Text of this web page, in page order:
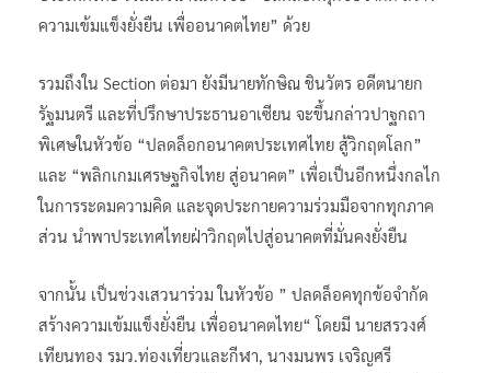
ความเข้มแข็งยั่งยืน เพื่ออนาคตไทย” ด้วย
รวมถึงใน Section ต่อมา ยังมีนายทักษิณ ชินวัตร อดีตนายก
รัฐมนตรี และที่ปรึกษาประธานอาเซียน จะขึ้นกล่าวปาฐกถา
พิเศษในหัวข้อ “ปลดล็อกอนาคตประเทศไทย สู้วิกฤตโลก”
และ “พลิกเกมเศรษฐกิจไทย สู่อนาคต” เพื่อเป็นอีกหนึ่งกลไก
ในการระดมความคิด และจุดประกายความร่วมมือจากทุกภาค
ส่วน นำพาประเทศไทยฝ่าวิกฤตไปสู่อนาคตที่มั่นคงยั่งยืน
จากนั้น เป็นช่วงเสวนาร่วม ในหัวข้อ ” ปลดล็อคทุกข้อจำกัด
สร้างความเข้มแข็งยั่งยืน เพื่ออนาคตไทย“ โดยมี นายสรวงศ์
เทียนทอง รมว.ท่องเที่ยวและกีฬา, นางมนพร เจริญศรี